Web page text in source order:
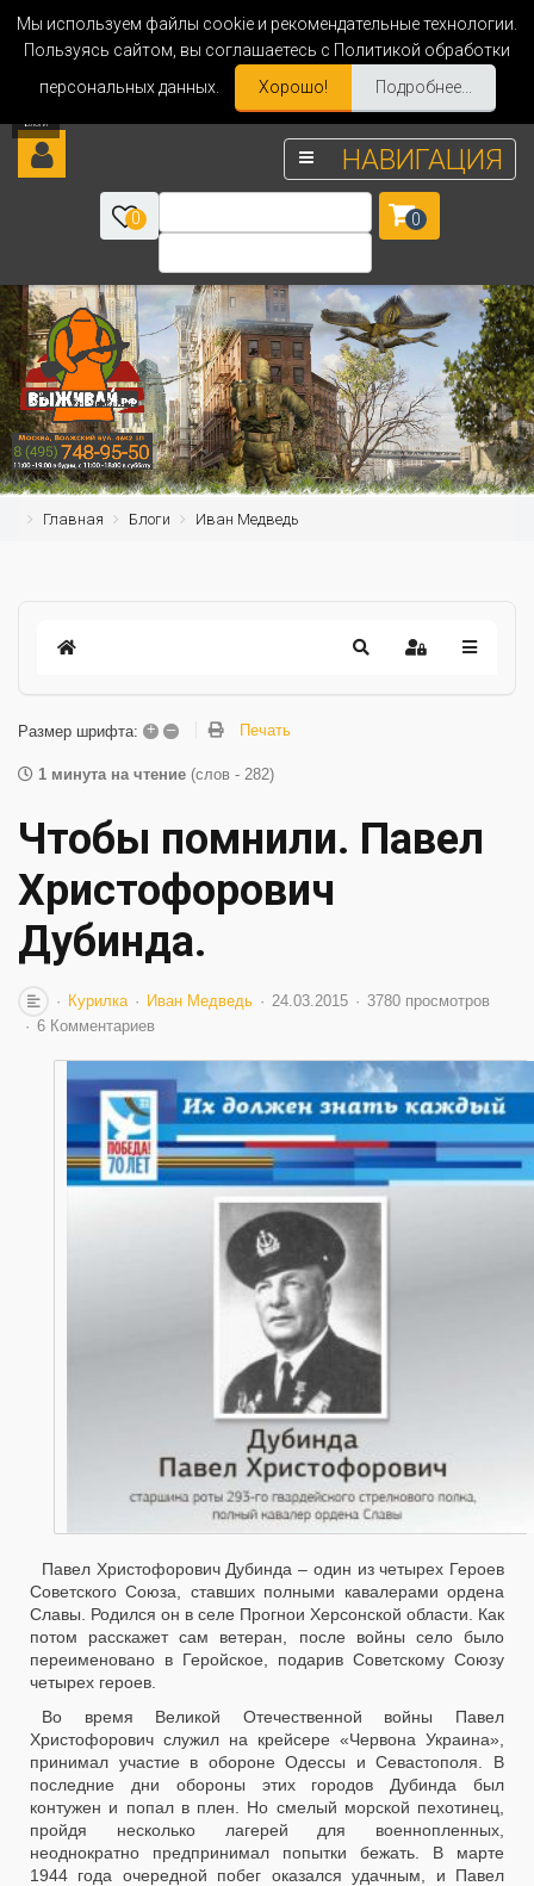
Мы используем файлы cookie и рекомендательные технологии.
Пользуясь сайтом, вы соглашаетесь с Политикой обработки
персональных данных.
Хорошо! Подробнее...
НАВИГАЦИЯ
0 0
Главная Блоги Иван Медведь
Размер шрифта: + – Печать
1 минута на чтение (слов - 282)
Чтобы помнили. Павел
Христофорович
Дубинда.
Курилка Иван Медведь 24.03.2015
3780 просмотров
6 Комментариев
Павел Христофорович Дубинда – один из четырех Героев
Советского Союза, ставших полными кавалерами ордена
Славы. Родился он в селе Прогнои Херсонской области. Как
потом расскажет сам ветеран, после войны село было
переименовано в Геройское, подарив Советскому Союзу
четырех героев.
Во время Великой Отечественной войны Павел
Христофорович служил на крейсере «Червона Украина»,
принимал участие в обороне Одессы и Севастополя. В
последние дни обороны этих городов Дубинда был
контужен и попал в плен. Но смелый морской пехотинец,
пройдя несколько лагерей для военнопленных,
неоднократно предпринимал попытки бежать. В марте
1944 года очередной побег оказался удачным, и Павел